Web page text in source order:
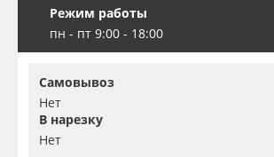
Режим работы
пн - пт 9:00 - 18:00
Самовывоз
Нет
В нарезку
Нет